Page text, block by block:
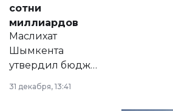
сотни
миллиардов
Маслихат
Шымкента
утвердил бюджет
города на 2026–
2028 годы.
31 декабря, 13:41